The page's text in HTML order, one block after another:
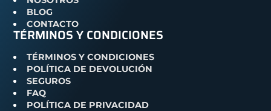
BLOG
CONTACTO
TÉRMINOS Y CONDICIONES
TÉRMINOS Y CONDICIONES
POLÍTICA DE DEVOLUCIÓN
SEGUROS
FAQ
POLÍTICA DE PRIVACIDAD